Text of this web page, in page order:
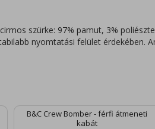
szürke: 97% pamut, 3%
nyomtatási felület érdekében.
B&C Crew Bomber - férfi átmeneti
kabát